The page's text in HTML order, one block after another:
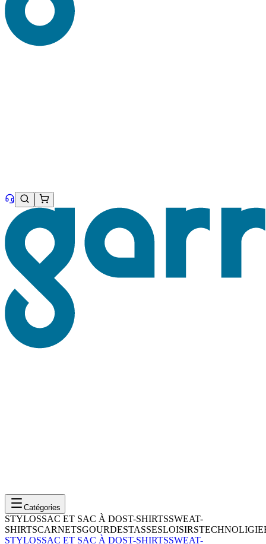
Catégories
STYLOSSAC ET SAC À DOST-SHIRTSSWEAT-
SHIRTSCARNETSGOURDESTASSESLOISIRSTECHNOLIGIE
STYLOSSAC ET SAC À DOST-SHIRTSSWEAT-